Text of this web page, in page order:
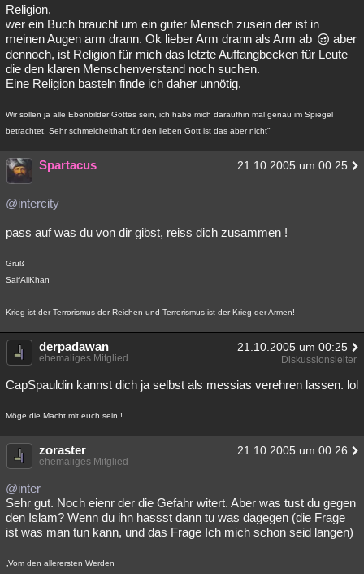
Religion,
wer ein Buch braucht um ein guter Mensch zusein der ist in
meinen Augen arm drann. Ok lieber Arm drann als Arm ab
aber
dennoch, ist Religion für mich das letzte Auffangbecken für Leute
die den klaren Menschenverstand noch suchen.
Eine Religion basteln finde ich daher unnötig.
Wir sollen ja alle Ebenbilder Gottes sein, ich habe mich daraufhin mal genau im Spiegel
betrachtet. Sehr schmeichelthaft für den lieben Gott ist das aber nicht"
Spartacus 21.10.2005 um 00:25
@intercity
pass auf was du von dir gibst, reiss dich zusammen !
Gruß
SaifAliKhan
Krieg ist der Terrorismus der Reichen und Terrorismus ist der Krieg der Armen!
derpadawan 21.10.2005 um 00:25
ehemaliges Mitglied Diskussionsleiter
CapSpauldin kannst dich ja selbst als messias verehren lassen. lol
Möge die Macht mit euch sein !
zoraster 21.10.2005 um 00:26
ehemaliges Mitglied
@inter
Sehr gut. Noch eienr der die Gefahr witert. Aber was tust du gegen
den Islam? Wenn du ihn hassst dann tu was dagegen (die Frage
ist was man tun kann, und das Frage Ich mich schon seid langen)
„Vom den allerersten Werden